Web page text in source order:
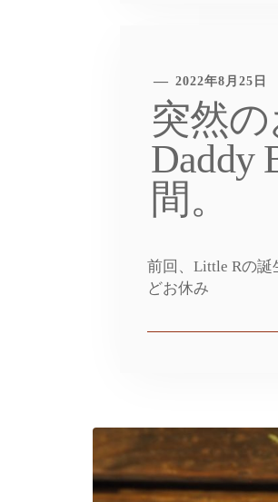
2022年8月25日
突然
Daddy
間。
前回、Little Rの誕
どお休み